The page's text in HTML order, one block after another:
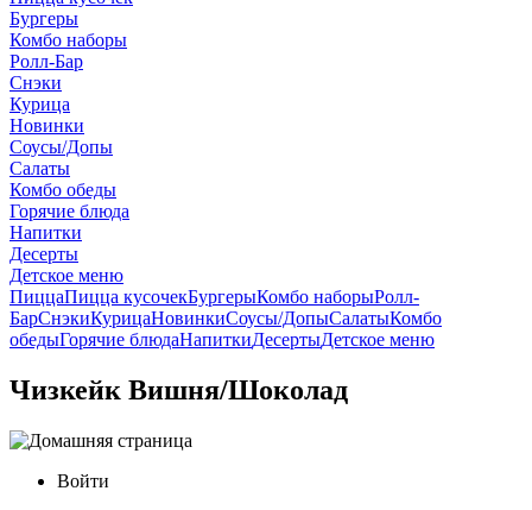
Бургеры
Комбо наборы
Ролл-Бар
Снэки
Курица
Новинки
Соусы/Допы
Салаты
Комбо обеды
Горячие блюда
Напитки
Десерты
Детское меню
ПиццаПицца кусочекБургерыКомбо наборыРолл-
БарСнэкиКурицаНовинкиСоусы/ДопыСалатыКомбо
обедыГорячие блюдаНапиткиДесертыДетское меню
Чизкейк Вишня/Шоколад
Войти